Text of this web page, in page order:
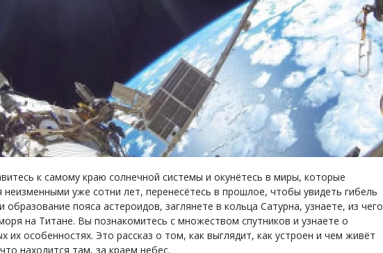
к самому краю солнечной системы и окунётесь в миры, которые
неизменными уже сотни лет, перенесётесь в прошлое, чтобы увидеть гибель
образование пояса астероидов, заглянете в кольца Сатурна, узнаете, из чего
на Титане. Вы познакомитесь с множеством спутников и узнаете о
их особенностях. Это рассказ о том, как выглядит, как устроен и чем живёт
находится там, за краем небес.